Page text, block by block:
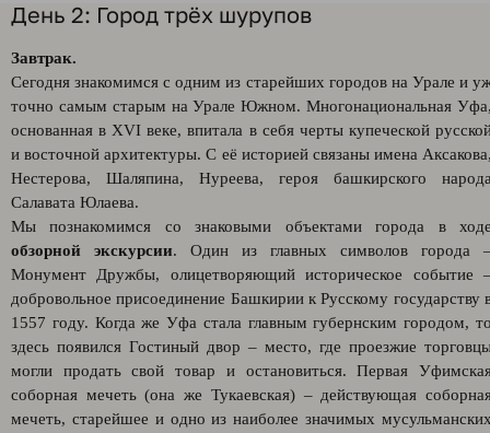
День 2: Город трёх шурупов
Завтрак.
Сегодня знакомимся с одним из старейших городов на Урале и
точно самым старым на Урале Южном. Многонациональная
основанная в XVI веке, впитала в себя черты купеческой
и восточной архитектуры. С её историей связаны имена
Нестерова, Шаляпина, Нуреева, героя башкирского
Салавата Юлаева.
Мы познакомимся со знаковыми объектами города в
обзорной экскурсии. Один из главных символов города
Монумент Дружбы, олицетворяющий историческое событие
добровольное присоединение Башкирии к Русскому государству
1557 году. Когда же Уфа стала главным губернским городом,
здесь появился Гостиный двор – место, где проезжие
могли продать свой товар и остановиться. Первая
соборная мечеть (она же Тукаевская) – действующая
мечеть, старейшее и одно из наиболее значимых